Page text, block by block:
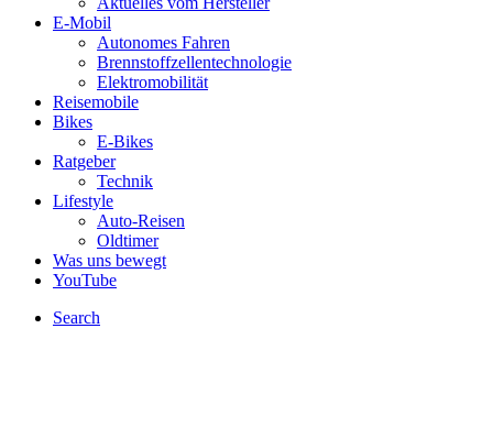
E-Mobil
Autonomes Fahren
Brennstoffzellentechnologie
Elektromobilität
Reisemobile
Bikes
E-Bikes
Ratgeber
Technik
Lifestyle
Auto-Reisen
Oldtimer
Was uns bewegt
YouTube
Search